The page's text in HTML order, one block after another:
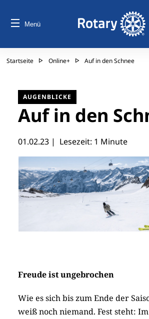
Menü
Startseite Online+ Auf in den Schnee
AUGENBLICKE
Auf in den
01.02.23 | Lesezeit: 1 Minute
Freude ist ungebrochen
Wie es sich bis zum Ende der
weiß noch niemand. Fest steht: